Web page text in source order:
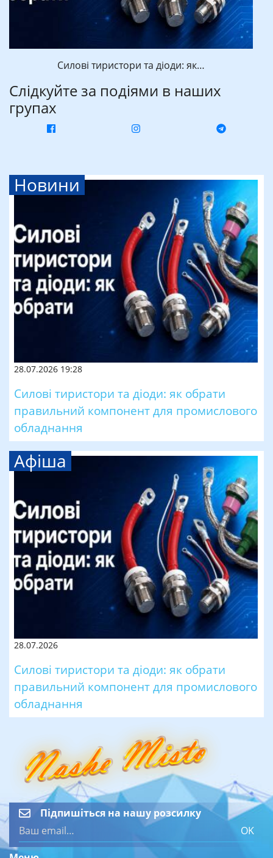
Силові тиристори та діоди: як…
Слідкуйте за подіями в наших
групах
Новини
28.07.2026 19:28
Силові тиристори та діоди: як обрати
правильний компонент для промислового
обладнання
Афіша
28.07.2026
Силові тиристори та діоди: як обрати
правильний компонент для промислового
обладнання
Підпишіться на нашу розсилку
OK